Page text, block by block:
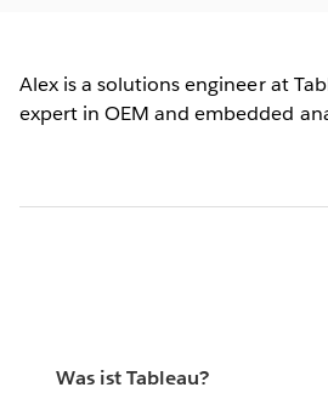
Alex is a solutions engineer at
expert in OEM and embedded
Was ist Tableau?